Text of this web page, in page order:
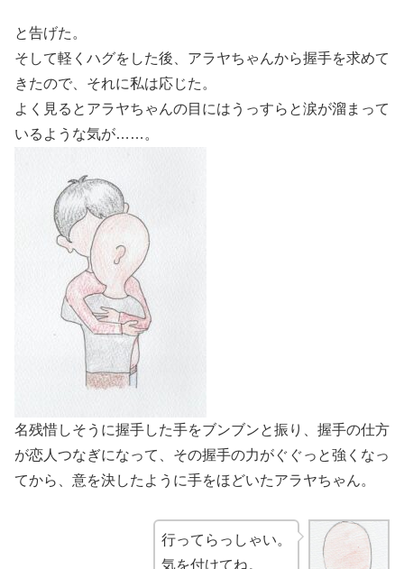
と告げた。
そして軽くハグをした後、アラヤちゃんから握手を求めて
きたので、それに私は応じた。
よく見るとアラヤちゃんの目にはうっすらと涙が溜まって
いるような気が……。
名残惜しそうに握手した手をブンブンと振り、握手の仕方
が恋人つなぎになって、その握手の力がぐぐっと強くなっ
てから、意を決したように手をほどいたアラヤちゃん。
行ってらっしゃい。
気を付けてね。